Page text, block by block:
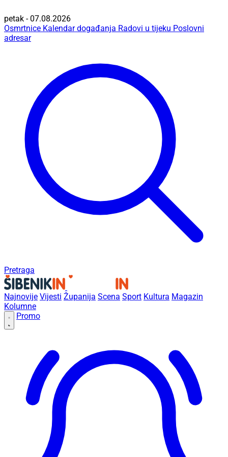
petak - 07.08.2026
Osmrtnice Kalendar događanja Radovi u tijeku Poslovni
adresar
Pretraga
Najnovije Vijesti Županija Scena Sport Kultura Magazin
Kolumne
Promo